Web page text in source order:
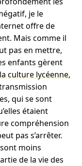
je le
offre de
Mais comme il
pas en mettre,
enfants gèrent
culture lycéenne,
qui se sont
étaient
compréhension
pas s’arrêter.
moins
de la vie des